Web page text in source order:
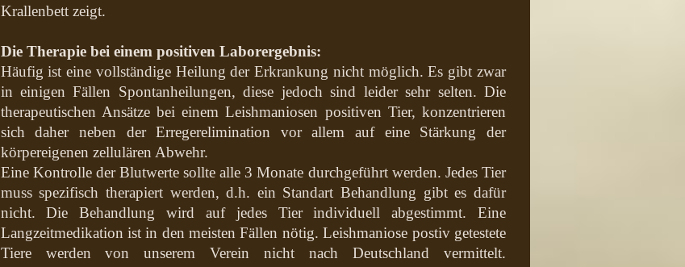
Krallenbett zeigt.
Die Therapie bei einem positiven Laborergebnis:
Häufig ist eine vollständige Heilung der Erkrankung nicht möglich. Es gibt zwar
in einigen Fällen Spontanheilungen, diese jedoch sind leider sehr selten. Die
therapeutischen Ansätze bei einem Leishmaniosen positiven Tier, konzentrieren
sich daher neben der Erregerelimination vor allem auf eine Stärkung der
körpereigenen zellulären Abwehr.
Eine Kontrolle der Blutwerte sollte alle 3 Monate durchgeführt werden. Jedes Tier
muss spezifisch therapiert werden, d.h. ein Standart Behandlung gibt es dafür
nicht. Die Behandlung wird auf jedes Tier individuell abgestimmt. Eine
Langzeitmedikation ist in den meisten Fällen nötig. Leishmaniose postiv getestete
Tiere werden von unserem Verein nicht nach Deutschland vermittelt.